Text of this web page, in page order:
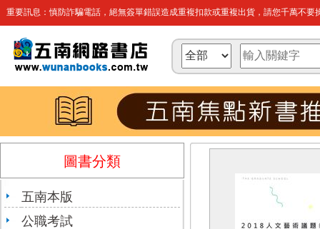
重要訊息：慎防詐騙電話，絕無簽單錯誤造成重複扣款或重複出貨，請您千萬不要
圖書分類
五南本版
公職考試